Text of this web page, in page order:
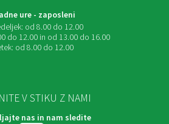
ure - zaposleni
od 8.00 do 12.00
do 12.00 in od 13.00 do 16.00
od 8.00 do 12.00
V STIKU Z NAMI
nas in nam sledite